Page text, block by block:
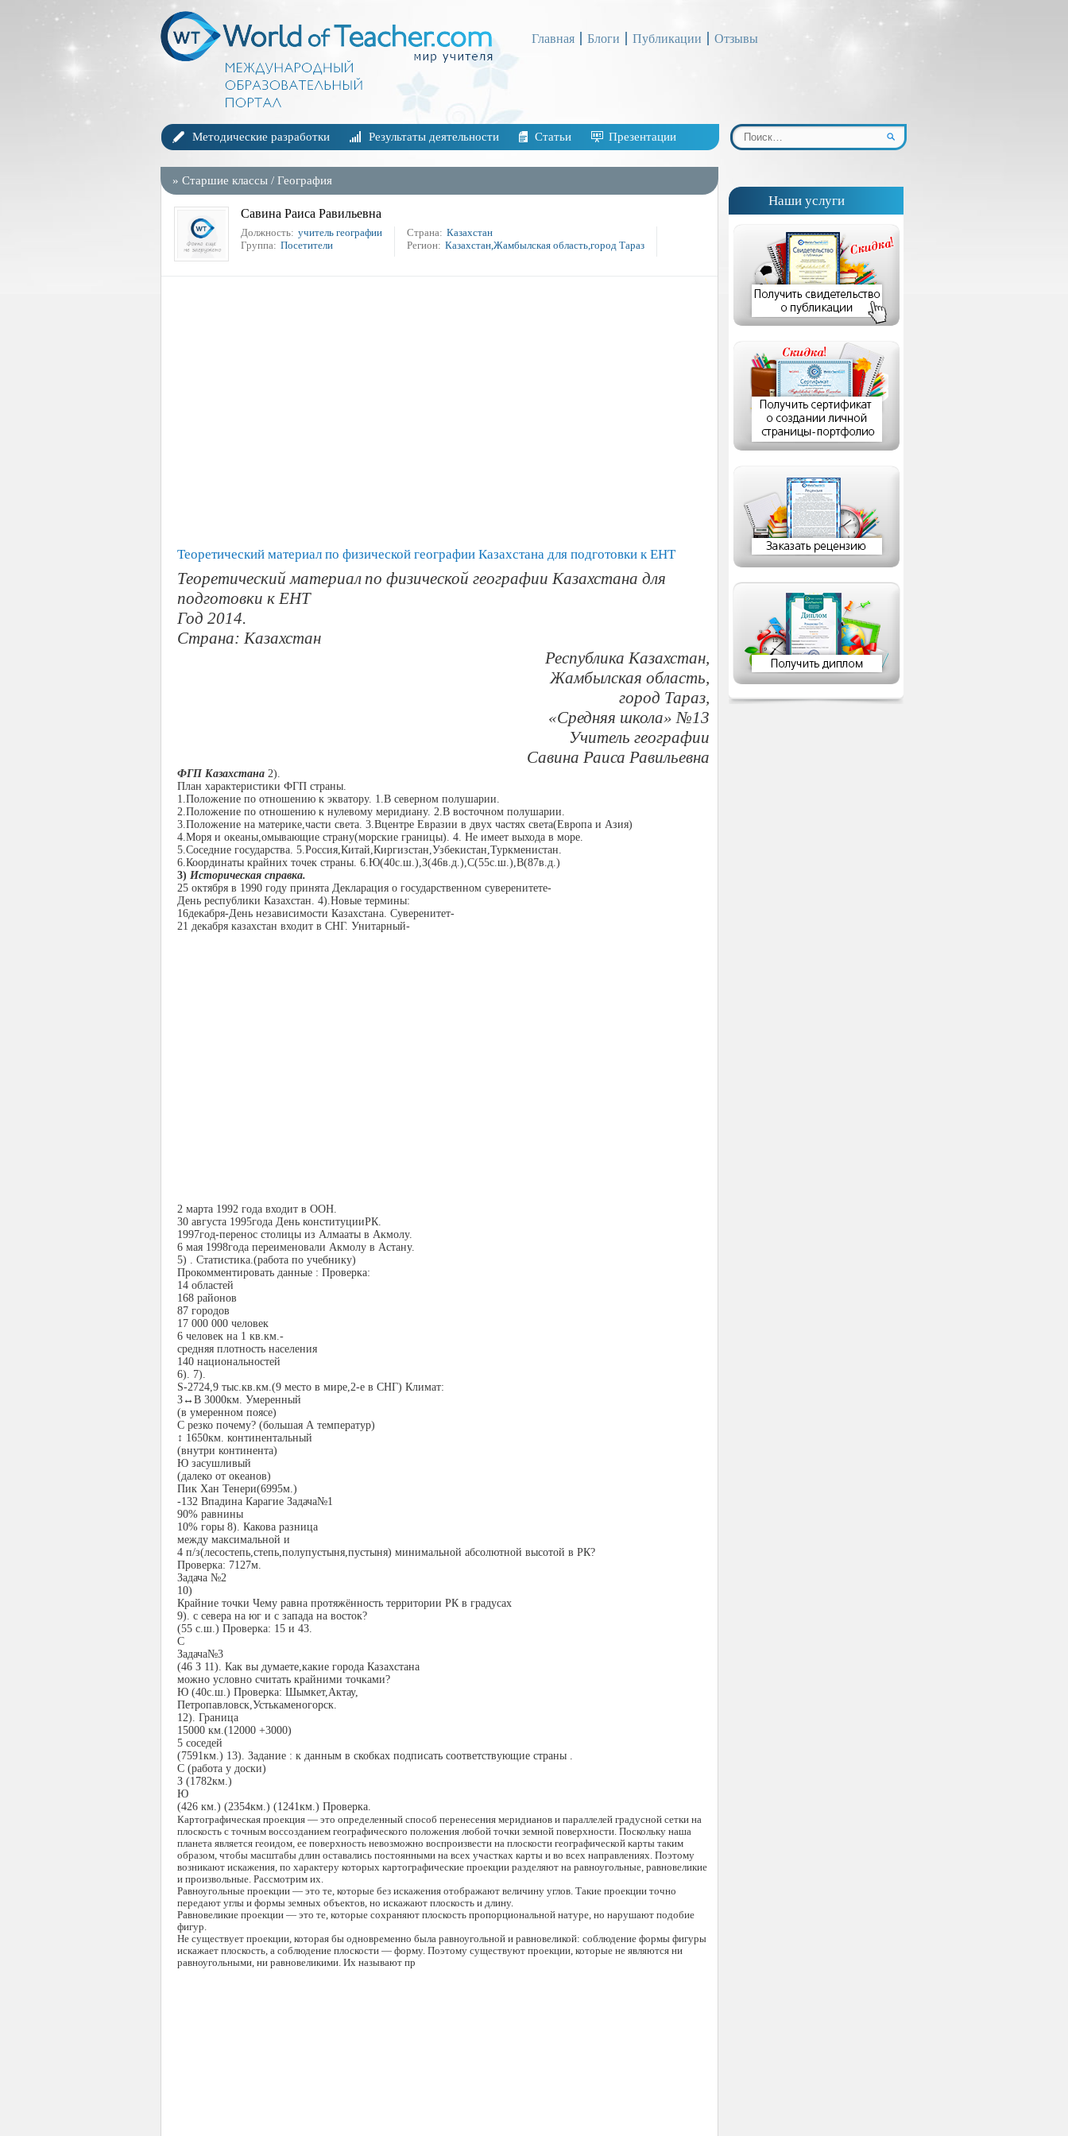
Главная Блоги Публикации Отзывы
Методические разработки Результаты деятельности Статьи Презентации
» Старшие классы / География
Савина Раиса Равильевна
Должность: учитель географии
Группа: Посетители
Страна: Казахстан
Регион: Казахстан,Жамбылская область,город Тараз
Теоретический материал по физической географии Казахстана для подготовки к ЕНТ
Теоретический материалпо физической географии Казахстана для
подготовки к ЕНТ
Год 2014.
Страна: Казахстан
Республика Казахстан,
Жамбылская область,
город Тараз,
«Средняя школа» №13
Учитель географии
Савина Раиса Равильевна
ФГП Казахстана 2).
План характеристики ФГП страны.
1.Положение по отношению к экватору. 1.В северном полушарии.
2.Положение по отношению к нулевому меридиану. 2.В восточном полушарии.
3.Положение на материке,части света. 3.Вцентре Евразии в двух частях света(Европа и Азия)
4.Моря и океаны,омывающие страну(морские границы). 4. Не имеет выхода в море.
5.Соседние государства. 5.Россия,Китай,Киргизстан,Узбекистан,Туркменистан.
6.Координаты крайних точек страны. 6.Ю(40с.ш.),З(46в.д.),С(55с.ш.),В(87в.д.)
3) Историческая справка.
25 октября в 1990 году принята Декларация о государственном суверенитете-
День республики Казахстан. 4).Новые термины:
16декабря-День независимости Казахстана. Суверенитет-
21 декабря казахстан входит в СНГ. Унитарный-
2 марта 1992 года входит в ООН.
30 августа 1995года День конституцииРК.
1997год-перенос столицы из Алмааты в Акмолу.
6 мая 1998года переименовали Акмолу в Астану.
5) . Статистика.(работа по учебнику)
Прокомментировать данные : Проверка:
14 областей
168 районов
87 городов
17 000 000 человек
6 человек на 1 кв.км.-
средняя плотность населения
140 национальностей
6). 7).
S-2724,9 тыс.кв.км.(9 место в мире,2-е в СНГ) Климат:
З↔В 3000км. Умеренный
(в умеренном поясе)
С резко почему? (большая А температур)
↕ 1650км. континентальный
(внутри континента)
Ю засушливый
(далеко от океанов)
Пик Хан Тенери(6995м.)
-132 Впадина Карагие Задача№1
90% равнины
10% горы 8). Какова разница
между максимальной и
4 п/з(лесостепь,степь,полупустыня,пустыня) минимальной абсолютной высотой в РК?
Проверка: 7127м.
Задача №2
10)
Крайние точки Чему равна протяжённость территории РК в градусах
9). с севера на юг и с запада на восток?
(55 с.ш.) Проверка: 15 и 43.
С
Задача№3
(46 З 11). Как вы думаете,какие города Казахстана
можно условно считать крайними точками?
Ю (40с.ш.) Проверка: Шымкет,Актау,
Петропавловск,Устькаменогорск.
12). Граница
15000 км.(12000 +3000)
5 соседей
(7591км.) 13). Задание : к данным в скобках подписать соответствующие страны .
С (работа у доски)
З (1782км.)
Ю
(426 км.) (2354км.) (1241км.) Проверка.
Картографическая проекция — это определенный способ пере­несения меридианов и параллелей градусной сетки на
плоскость с точным воссозданием географического положения любой точки зем­ной поверхности. Поскольку наша
планета является геоидом, ее поверхность не­возможно воспроизвести на плоскости географической карты та­ким
образом, чтобы масштабы длин оставались постоянными на всех участках карты и во всех направлениях. Поэтому
возникают искажения, по характеру которых картографические проекции раз­деляют на равноугольные, равновеликие
и произвольные. Рассмот­рим их.
Равноугольные проекции — это те, которые без искажения ото­бражают величину углов. Такие проекции точно
передают углы и формы земных объектов, но искажают плоскость и длину.
Равновеликие проекции — это те, которые сохраняют плоскость пропорциональной натуре, но нарушают подобие
фигур.
Не существует проекции, которая бы одновременно была равно­угольной и равновеликой: соблюдение формы фигуры
искажает плоскость, а соблюдение плоскости — форму. Поэтому существуют проекции, которые не являются ни
равноугольными, ни равнове­ликими. Их называют пр
Наши услуги